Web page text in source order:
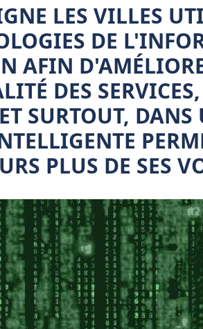
LES VILLES
DE
AFIN
DES
SURTOUT,
PLUS DE SES